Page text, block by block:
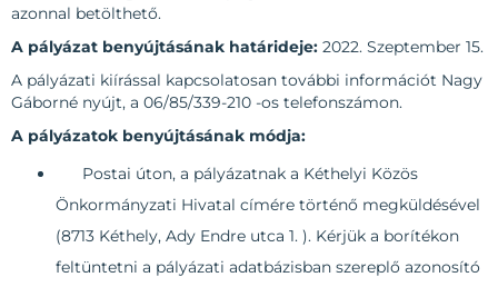
azonnal betölthető.
A pályázat benyújtásának határideje: 2022. Szeptember 15.
A pályázati kiírással kapcsolatosan további információt Nagy
Gáborné nyújt, a 06/85/339-210 -os telefonszámon.
A pályázatok benyújtásának módja:
Postai úton, a pályázatnak a Kéthelyi Közös
Önkormányzati Hivatal címére történő megküldésével
(8713 Kéthely, Ady Endre utca 1. ). Kérjük a borítékon
feltüntetni a pályázati adatbázisban szereplő azonosító